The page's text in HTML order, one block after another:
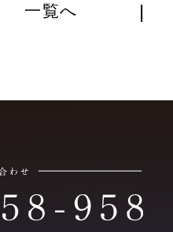
一覧へ |